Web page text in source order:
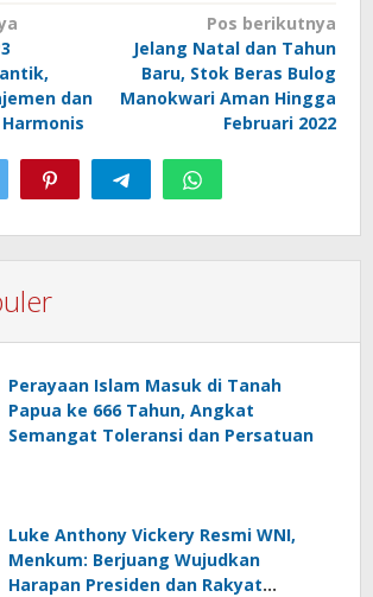
dan
Pos berikutnya
Jelang Natal dan Tahun
Baru, Stok Beras Bulog
Manokwari Aman Hingga
Februari 2022
Perayaan Islam Masuk di Tanah
Papua ke 666 Tahun, Angkat
Semangat Toleransi dan Persatuan
Luke Anthony Vickery Resmi WNI,
Menkum: Berjuang Wujudkan
Harapan Presiden dan Rakyat